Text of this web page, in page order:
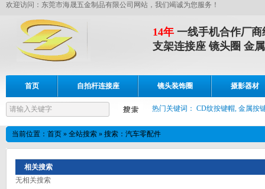
欢迎访问：东莞市海晟五金制品有限公司网站，我们竭诚为您服务！
14年 一线手机合作厂商
支架连接座 镜头圈 金
首页 自拍杆连接座 镜头装饰圈 摄影器材
设备展示 热门关键词： CD纹按键帽, 金属按
当前位置： 首页 » 全站搜索 » 搜索：汽车零配件
相关搜索
无相关搜索